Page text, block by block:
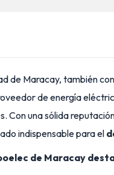
de Maracay, también
de energía
Con una sólida
indispensable para el
de Maracay